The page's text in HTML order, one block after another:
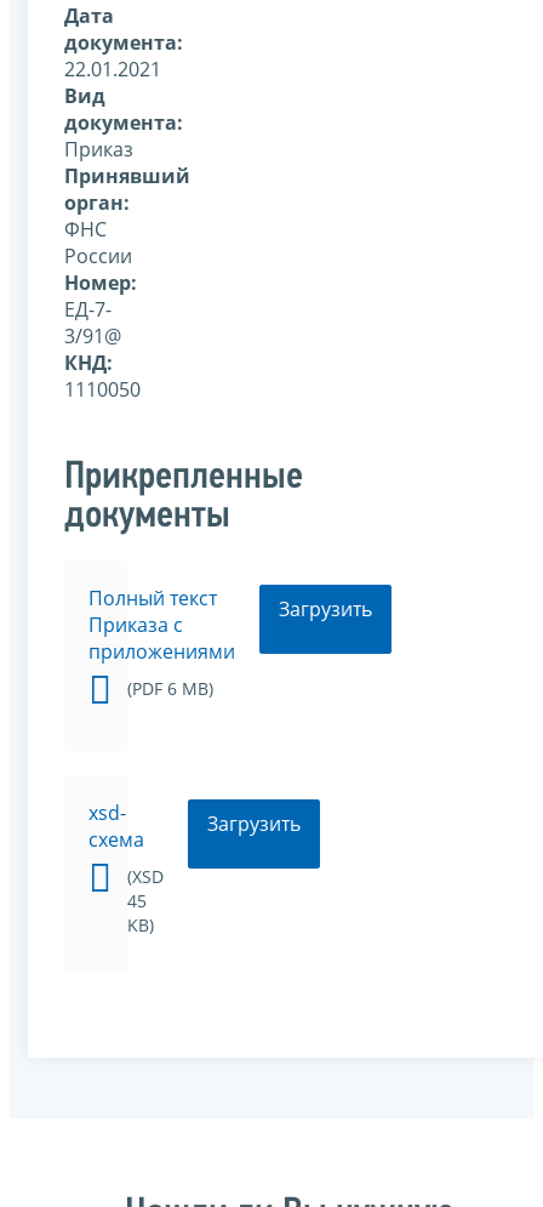
Дата
документа:
22.01.2021
Вид
документа:
Приказ
Принявший
орган:
ФНС
России
Номер:
ЕД-7-
3/91@
КНД:
1110050
Прикрепленные
документы
Полный текст
Приказа с
приложениями
(PDF 6 MB)
Загрузить
xsd-
схема
(XSD
45
KB)
Загрузить